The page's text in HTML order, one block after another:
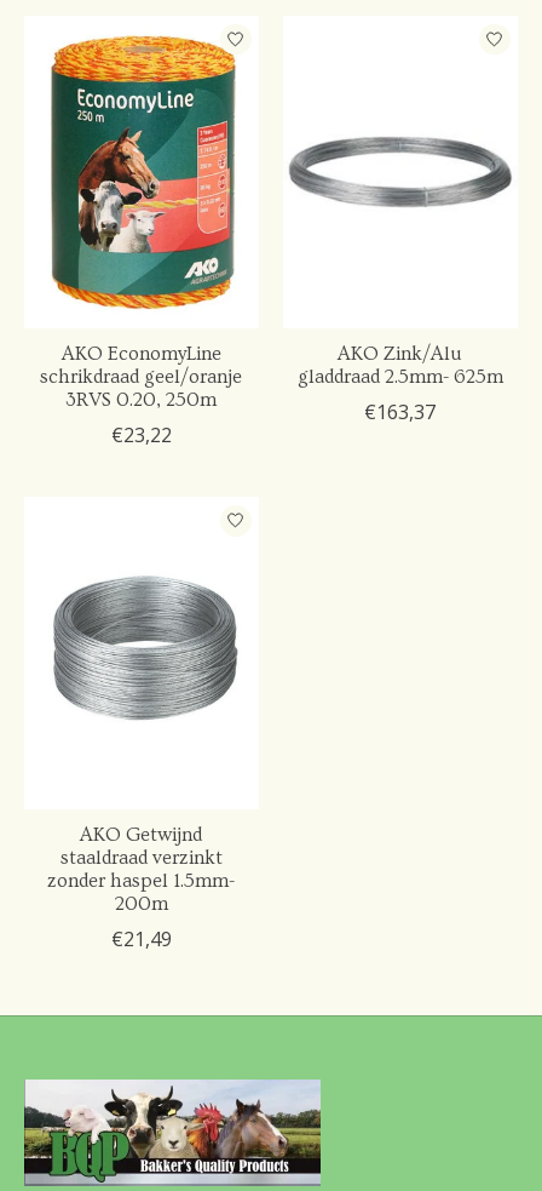
AKO EconomyLine
schrikdraad geel/oranje
3RVS 0.20, 250m
€23,22
AKO Zink/Alu
gladdraad 2.5mm- 625m
€163,37
AKO Getwijnd
staaldraad verzinkt
zonder haspel 1.5mm-
200m
€21,49